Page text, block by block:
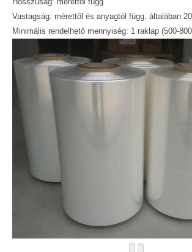
Vastagság: mérettől és anyagtól függ, általában
Minimális rendelhető mennyiség: 1 raklap (500-